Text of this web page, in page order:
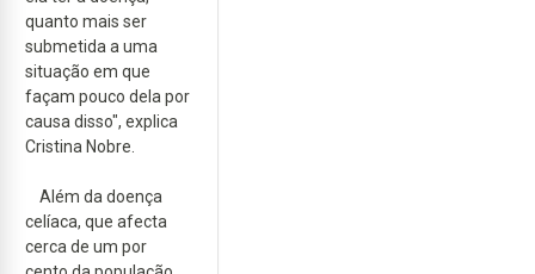
quanto mais ser
submetida a uma
situação em que
façam pouco dela por
causa disso", explica
Cristina Nobre.
Além da doença
celíaca, que afecta
cerca de um por